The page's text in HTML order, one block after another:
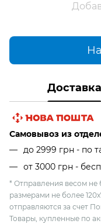
Доставка
Самовывоз из
до 2999 грн - по
от 3000 грн -
* Отправления весом не
размерами не более
отправляются за счет
Товары, купленные по